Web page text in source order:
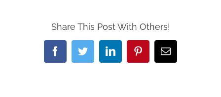
Share This Post With Others!
FacebookTwitterLinkedInPinterest
電
子